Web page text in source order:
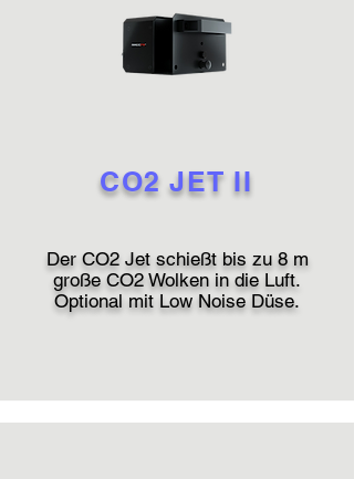
CO2 JET II
Der CO2 Jet schießt bis zu 8 m
große CO2 Wolken in die Luft.
Optional mit Low Noise Düse.